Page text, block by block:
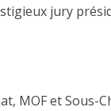
jury
MOF et Sous-